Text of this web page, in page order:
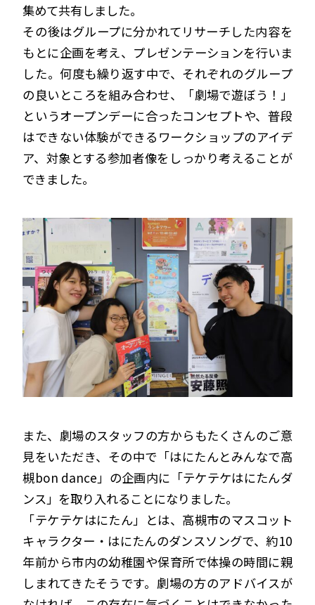
集めて共有しました。
その後はグループに分かれてリサーチした内容を
もとに企画を考え、プレゼンテーションを行いま
した。何度も繰り返す中で、それぞれのグループ
の良いところを組み合わせ、「劇場で遊ぼう！」
というオープンデーに合ったコンセプトや、普段
はできない体験ができるワークショップのアイデ
ア、対象とする参加者像をしっかり考えることが
できました。
また、劇場のスタッフの方からもたくさんのご意
見をいただき、その中で「はにたんとみんなで高
槻bon dance」の企画内に「テケテケはにたんダ
ンス」を取り入れることになりました。
「テケテケはにたん」とは、高槻市のマスコット
キャラクター・はにたんのダンスソングで、約10
年前から市内の幼稚園や保育所で体操の時間に親
しまれてきたそうです。劇場の方のアドバイスが